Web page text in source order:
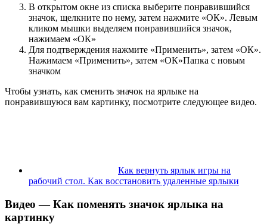
В открытом окне из списка выберите понравившийся
значок, щелкните по нему, затем нажмите «ОК». Левым
кликом мышки выделяем понравившийся значок,
нажимаем «ОК»
Для подтверждения нажмите «Применить», затем «ОК».
Нажимаем «Применить», затем «ОК»Папка с новым
значком
Чтобы узнать, как сменить значок на ярлыке на
понравившуюся вам картинку, посмотрите следующее видео.
Как вернуть ярлык игры на
рабочий стол. Как восстановить удаленные ярлыки
Видео — Как поменять значок ярлыка на
картинку